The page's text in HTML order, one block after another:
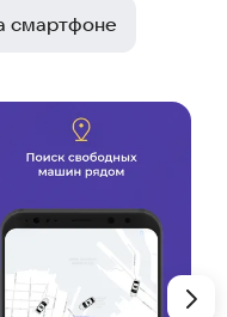
смартфоне